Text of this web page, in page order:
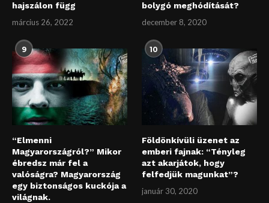
hajszálon függ
március 26, 2022
bolygó meghódítását?
december 8, 2020
9
“Elmenni
Magyarországról?” Mikor
ébredsz már fel a
valóságra? Magyarország
egy biztonságos kuckója a
világnak.
10
Földönkívüli üzenet az
emberi fajnak: “Tényleg
azt akarjátok, hogy
felfedjük magunkat”?
január 30, 2020